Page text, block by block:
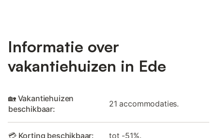
Informatie over
vakantiehuizen in Ede
🏡 Vakantiehuizen
beschikbaar:
21 accommodaties.
💳 Korting beschikbaar: tot -51%.